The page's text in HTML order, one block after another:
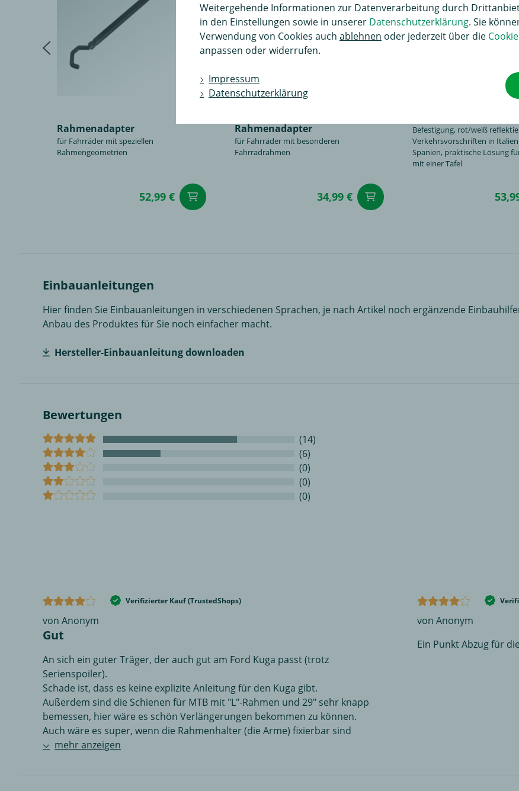
Rahmenadapter
für Fahrräder mit speziellen
Rahmengeometrien
52,99 €
Rahmenadapter
für Fahrräder mit besonderen
Fahrradrahmen
34,99 €
Befestigung, rot/weiß
Verkehrsvorschriften in
Spanien, praktische Lösung
mit einer Tafel
Einbauanleitungen
Hier finden Sie Einbauanleitungen in verschiedenen Sprachen, je nach Artikel noch ergänzende
Anbau des Produktes für Sie noch einfacher macht.
Hersteller-Einbauanleitung downloaden
Bewertungen
(14)
(6)
(0)
(0)
(0)
Verifizierter Kauf (TrustedShops)
von Anonym
Gut
An sich ein guter Träger, der auch gut am Ford Kuga passt (trotz
Serienspoiler).
Schade ist, dass es keine explizite Anleitung für den Kuga gibt.
Außerdem sind die Schienen für MTB mit "L"-Rahmen und 29" sehr knapp
bemessen, hier wäre es schön Verlängerungen bekommen zu können.
Auch wäre es super, wenn die Rahmenhalter (die Arme) fixierbar sind
von Anonym
Ein Punkt Abzug für
mehr anzeigen
Weitergehende Informationen zur Datenverarbeitung durch
in den Einstellungen sowie in unserer Datenschutzerklärung. Sie
Verwendung von Cookies auch ablehnen oder jederzeit über die
anpassen oder widerrufen.
Impressum
Datenschutzerklärung